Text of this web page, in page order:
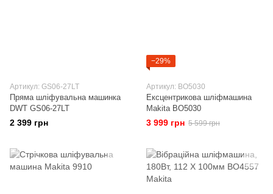
Артикул: GS06-27LT
Пряма шліфувальна машинка
DWT GS06-27LT
2 399 грн
−29%
Артикул: ВО5030
Ексцентрикова шліфмашина
Makita ВО5030
3 999 грн 5 599 грн